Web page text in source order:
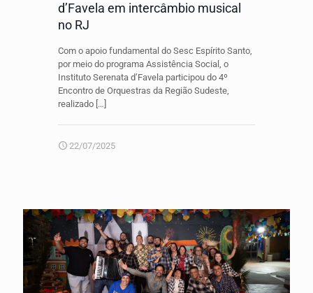
d’Favela em intercâmbio musical
no RJ
Com o apoio fundamental do Sesc Espírito Santo,
por meio do programa Assistência Social, o
Instituto Serenata d’Favela participou do 4º
Encontro de Orquestras da Região Sudeste,
realizado […]
22/07/2025